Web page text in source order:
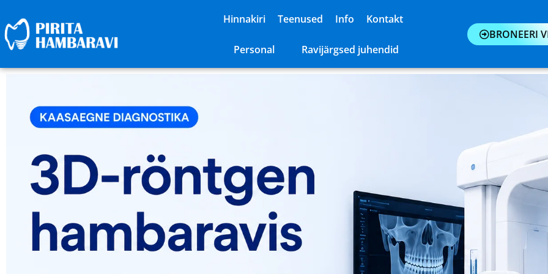
Hinnakiri Teenused Info Kontakt
Personal Ravijärgsed juhendid
BRONEERI